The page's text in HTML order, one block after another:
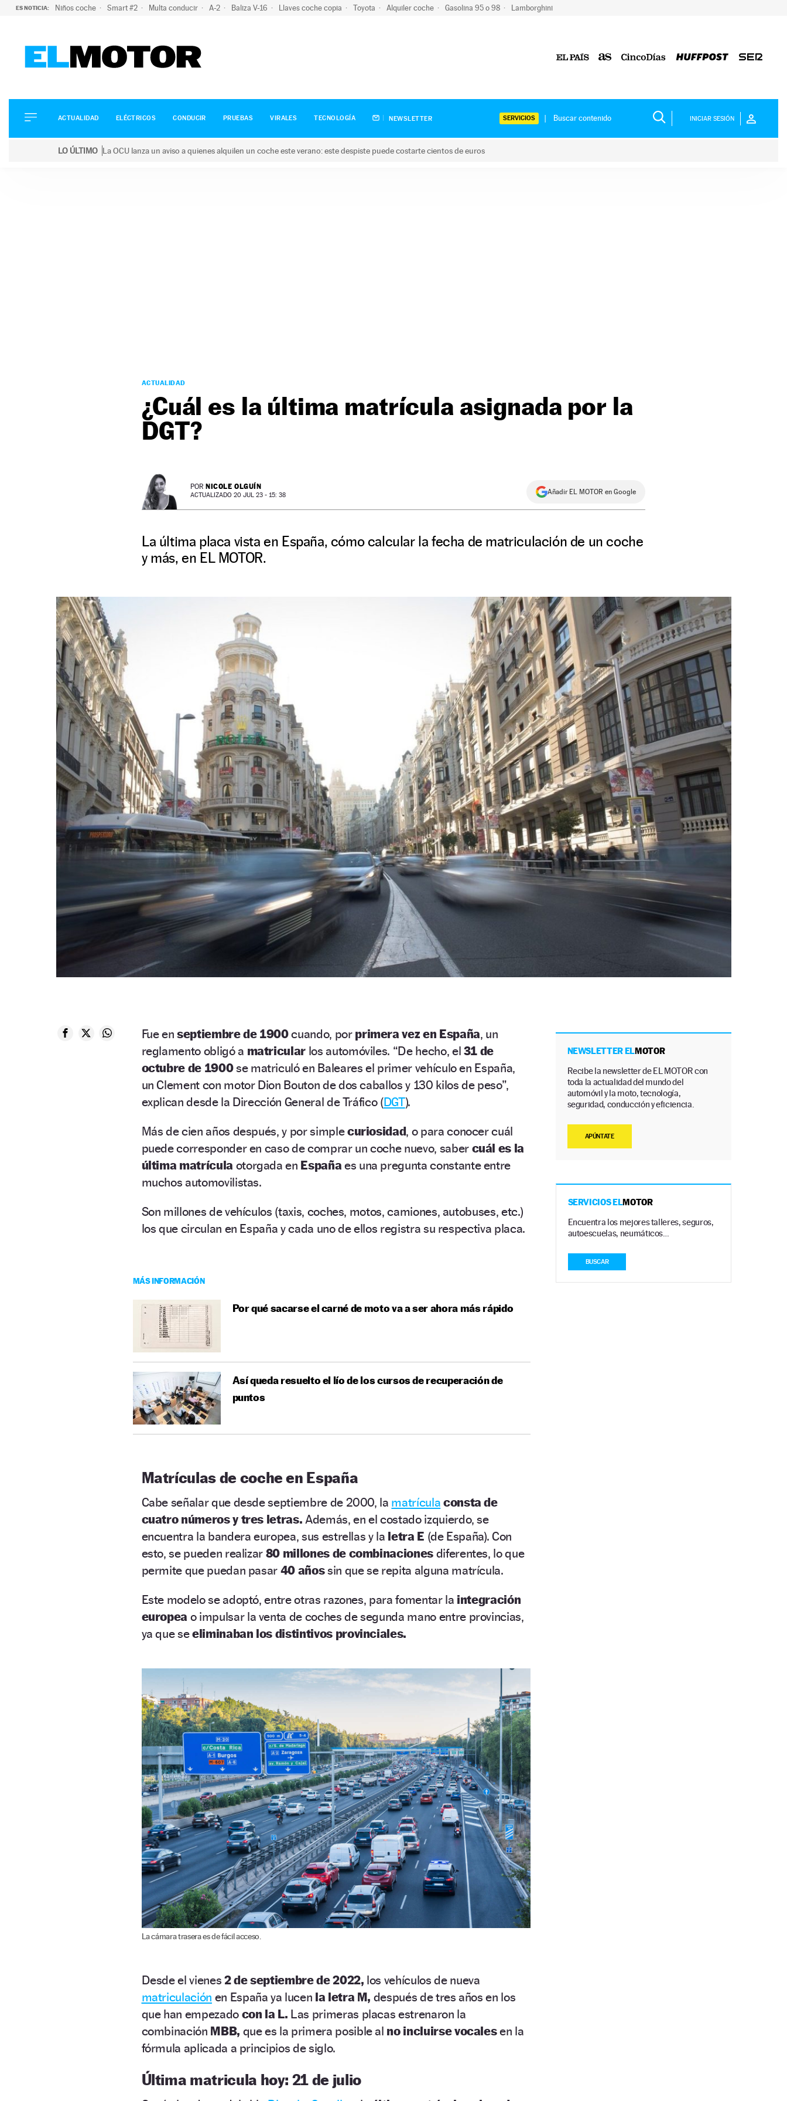
ES NOTICIA: Niños coche Smart #2 Multa conducir A-2 Baliza V-16 Llaves coche copia Toyota Alquiler coche Gasolina 95 o 98 Lamborghini
ELÉCTRICOS
CONDUCIR
ACTUALIDAD ELÉCTRICOS CONDUCIR PRUEBAS VIRALES TECNOLOGÍA NEWSLETTER SERVICIOS INICIAR SESIÓN
LO ÚLTIMO La OCU lanza un aviso a quienes alquilen un coche este verano: este despiste puede costarte cientos de euros
ACTUALIDAD
¿Cuál es la última matrícula asignada por la
DGT?
POR NICOLE OLGUÍN
ACTUALIZADO 20 JUL 23 - 15: 38 Añadir EL MOTOR en Google
La última placa vista en España, cómo calcular la fecha de matriculación de un coche
y más, en EL MOTOR.
Fue enseptiembre de 1900cuando, por primera vez en España, un
reglamento obligó a matricular los automóviles. “De hecho, el 31 de
octubre de 1900se matriculó en Baleares el primer vehículo en España,
un Clement con motor Dion Bouton de dos caballos y 130 kilos de peso”,
explican desde la Dirección General de Tráfico (DGT).
Más de cien años después, y por simplecuriosidad, o para conocer cuál
puede corresponder en caso de comprar un coche nuevo, sabercuál es la
última matrícula otorgada en España es una pregunta constante entre
muchos automovilistas.
Son millones de vehículos (taxis, coches, motos, camiones, autobuses, etc.)
los que circulan en España y cada uno de ellos registra su respectiva placa.
MÁS INFORMACIÓN
Por qué sacarse el carné de moto va a ser ahora más rápido
Así queda resuelto el lío de los cursos de recuperación de
puntos
Matrículas de coche en España
Cabe señalar que desde septiembre de 2000, la matrícula consta de
cuatro números y tres letras. Además, en el costado izquierdo, se
encuentra la bandera europea, sus estrellas y la letra E (de España). Con
esto, se pueden realizar 80 millones de combinacionesdiferentes, lo que
permite que puedan pasar 40 añossin que se repita alguna matrícula.
Este modelo se adoptó, entre otras razones, para fomentar la integración
europea o impulsar la venta de coches de segunda mano entre provincias,
ya que seeliminaban los distintivos provinciales.
La cámara trasera es de fácil acceso.
Desde el vienes 2 de septiembre de 2022, los vehículos de nueva
matriculación en España ya lucen la letra M, después de tres años en los
que han empezado con la L. Las primeras placas estrenaron la
combinación MBB, que es la primera posible al no incluirse vocalesen la
fórmula aplicada a principios de siglo.
Última matricula hoy: 21 de julio
NEWSLETTER ELMOTOR
Recibe la newsletter de EL MOTOR con
toda la actualidad del mundo del
automóvil y la moto, tecnología,
seguridad, conducción y eficiencia.
APÚNTATE
SERVICIOS ELMOTOR
Encuentra los mejores talleres, seguros,
autoescuelas, neumáticos…
BUSCAR